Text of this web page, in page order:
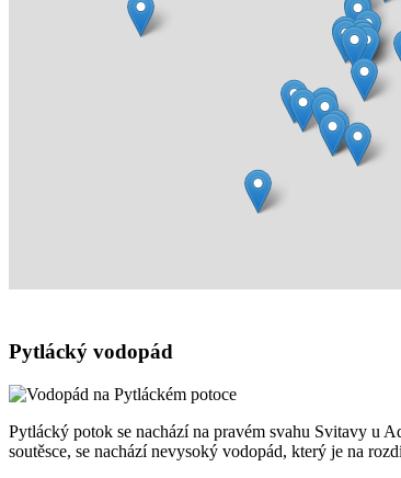
Pytlácký vodopád
Pytlácký potok se nachází na pravém svahu Svitavy u
soutěsce, se nachází nevysoký vodopád, který je na